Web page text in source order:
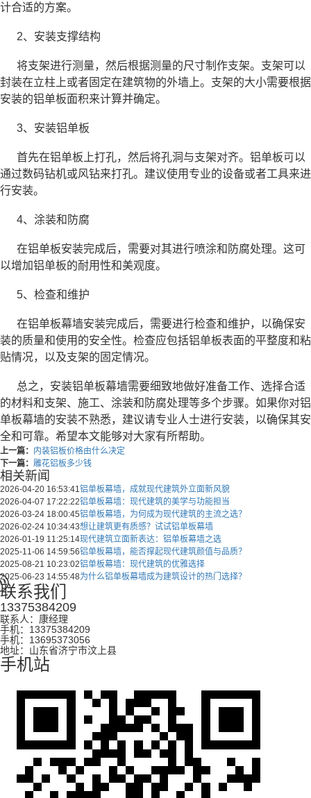
计合适的方案。
2、安装支撑结构
将支架进行测量，然后根据测量的尺寸制作支架。支架可以
封装在立柱上或者固定在建筑物的外墙上。支架的大小需要根据
安装的铝单板面积来计算并确定。
3、安装铝单板
首先在铝单板上打孔，然后将孔洞与支架对齐。铝单板可以
通过数码钻机或风钻来打孔。建议使用专业的设备或者工具来进
行安装。
4、涂装和防腐
在铝单板安装完成后，需要对其进行喷涂和防腐处理。这可
以增加铝单板的耐用性和美观度。
5、检查和维护
在铝单板幕墙安装完成后，需要进行检查和维护，以确保安
装的质量和使用的安全性。检查应包括铝单板表面的平整度和粘
贴情况，以及支架的固定情况。
总之，安装铝单板幕墙需要细致地做好准备工作、选择合适
的材料和支架、施工、涂装和防腐处理等多个步骤。如果你对铝
单板幕墙的安装不熟悉，建议请专业人士进行安装，以确保其安
全和可靠。希望本文能够对大家有所帮助。
上一篇： 内装铝板价格由什么决定
下一篇： 雕花铝板多少钱
相关新闻
2026-04-20 16:53:41铝单板幕墙，成就现代建筑外立面新风貌
2026-04-07 17:22:22铝单板幕墙：现代建筑的美学与功能担当
2026-03-24 18:00:45铝单板幕墙，为何成为现代建筑的主流之选？
2026-02-24 10:34:43想让建筑更有质感？试试铝单板幕墙
2026-01-19 11:25:14现代建筑立面新表达：铝单板幕墙之选
2025-11-06 14:59:56铝单板幕墙，能否撑起现代建筑颜值与品质？
2025-08-21 10:23:02铝单板幕墙：现代建筑的优雅选择
2025-06-23 14:55:48为什么铝单板幕墙成为建筑设计的热门选择？
联系我们
13375384209
联系人：康经理
手机：13375384209
手机：13695373056
地址：山东省济宁市汶上县
手机站